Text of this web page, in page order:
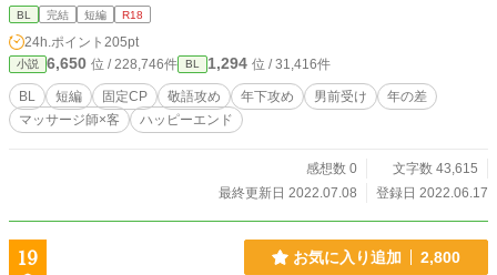
楽に流されやすい。すぐ喘ぐ ・性格も見た目も男前 【登場人
ッサージ店の施術者のひとり。 ・店では年齢は下から二番
目。経歴は店長の次に長い。敏腕。 ・顔と名前だけ中性的。
愛想は人並み。 ・自覚済隠れS。仕事とプライベートは区別
してる。はずだった。 ▼九重 柚葉(ここのえ ゆずは) 受 ・愛
称『ココ』『ココさん』『ココちゃん』 ・名前だけ可愛い。
め。隠れコミュ障。 ・無自覚ドM。乱れるときは乱れる 作品
はすべて個人サイト(http://lyze.jp/nyanko03/)からの転載で
BL 完結 短編 R18
24h.ポイント 205pt
小説 6,650 位 / 228,746件 BL 1,294 位 / 31,416件
BL 短編 固定CP 敬語攻め 年下攻め 男前受け
年の差
マッサージ師×客
ハッピーエンド
感想数 0
文字数 43,615
最終更新日 2022.07.08
登録日 2022.06.17
19 お気に入り追加 2,800